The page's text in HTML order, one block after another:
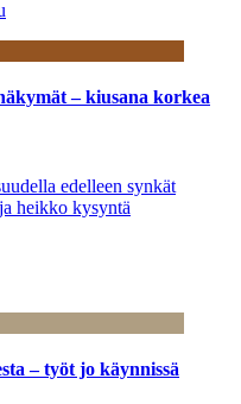
– kiusana korkea
edelleen synkät
heikko kysyntä
– työt jo käynnissä